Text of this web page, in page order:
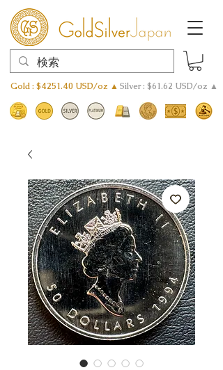
Gold : $4251.40 USD/oz ▲ Silver : $61.62 USD/oz ▲